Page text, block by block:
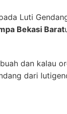
Luti
Bekasi Barat
dan kalau
dari